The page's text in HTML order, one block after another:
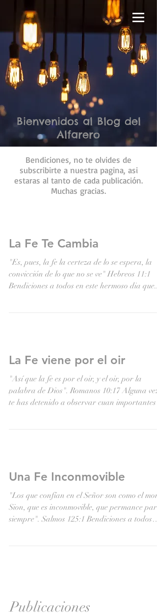
Bienvenidos al Blog del
Alfarero
Bendiciones, no te olvides de
subscribirte a nuestra pagina, asi
estaras al tanto de cada publicación.
Muchas gracias.
La Fe Te Cambia
"Es, pues, la fe la certeza de lo se espera, la
convicción de lo que no se ve" Hebreos 11:1
Bendiciones a todos en este hermoso dia que...
La Fe viene por el oir
"Así que la fe es por el oir, y el oir, por la
palabra de Dios". Romanos 10:17 Alguna vez
te has detenido a observar cuan importantes
Una Fe Inconmovible
"Los que confían en el Señor son como el
Sion, que es inconmovible, que permance para
siempre". Salmos 125:1 Bendiciones a todos
Publicaciones